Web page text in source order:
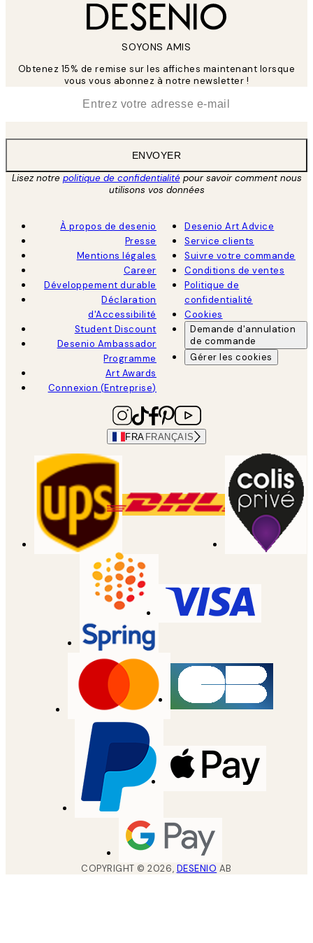
SOYONS AMIS
Obtenez 15% de remise sur les affiches maintenant lorsque
vous vous abonnez à notre newsletter !
ENVOYER
Lisez notre politique de confidentialitépour savoir comment nous
utilisons vos données
À propos de desenio
Presse
Mentions légales
Career
Développement durable
Déclaration
d'Accessibilité
Student Discount
Desenio Ambassador
Programme
Art Awards
Connexion (Entreprise)
Desenio Art Advice
Service clients
Suivre votre commande
Conditions de ventes
Politique de
confidentialité
Cookies
Demande d'annulation
de commande
Gérer les cookies
FRA FRANÇAIS
COPYRIGHT ©2026, DESENIO AB